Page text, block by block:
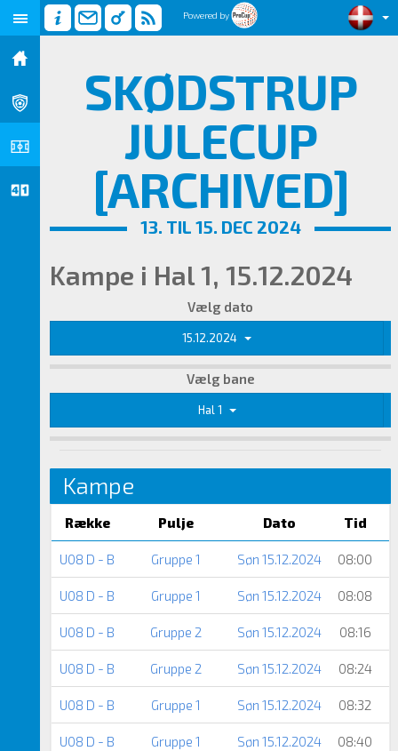
Powered by
SKØDSTRUP
JULECUP
[ARCHIVED]
13. TIL 15. DEC 2024
Kampe i Hal 1, 15.12.2024
Vælg dato
15.12.2024
Vælg bane
Hal 1
Kampe
Række Pulje Dato Tid
U08 D - B Gruppe 1 Søn 15.12.2024 08:00
U08 D - B Gruppe 1 Søn 15.12.2024 08:08
U08 D - B Gruppe 2 Søn 15.12.2024 08:16
U08 D - B Gruppe 2 Søn 15.12.2024 08:24
U08 D - B Gruppe 1 Søn 15.12.2024 08:32
U08 D - B Gruppe 1 Søn 15.12.2024 08:40